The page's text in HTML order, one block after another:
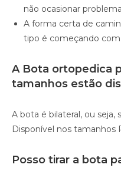
não ocasionar
A forma certa de
tipo é começando
A Bota ortopedica
tamanhos estão
A bota é bilateral, ou seja,
Disponível nos tamanhos
Posso tirar a bota